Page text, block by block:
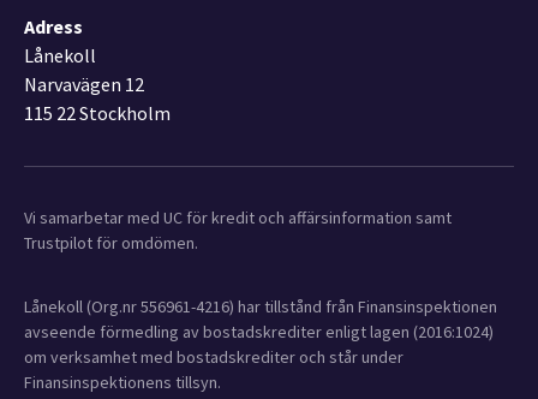
Adress
Lånekoll
Narvavägen 12
115 22 Stockholm
Vi samarbetar med UC för kredit och affärsinformation samt
Trustpilot för omdömen.
Lånekoll (Org.nr 556961-4216) har tillstånd från Finansinspektionen
avseende förmedling av bostadskrediter enligt lagen (2016:1024)
om verksamhet med bostadskrediter och står under
Finansinspektionens tillsyn.